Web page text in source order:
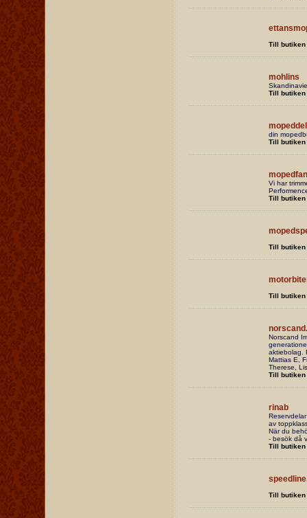
Till butiken
mohlins
Till butiken
din
Till butiken
Vi har
Till butiken
Till butiken
Till butiken
Norscand
aktiebolag.
Mattias E,
Therese,
Till butiken
rinab
av
När du
- besök då
Till butiken
Till butiken